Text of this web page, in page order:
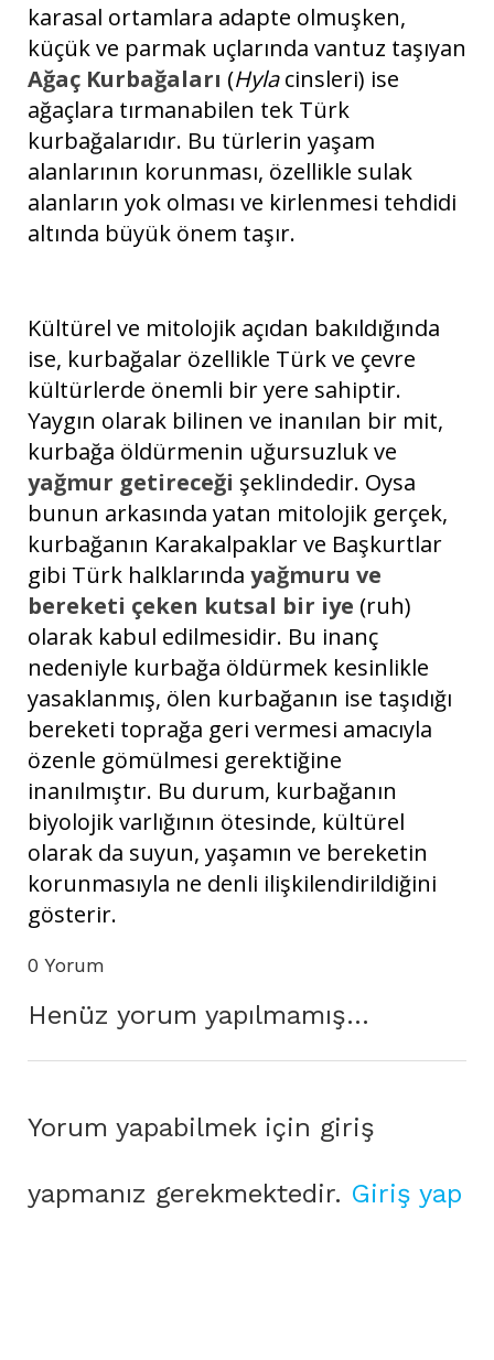
karasal ortamlara adapte olmuşken,
küçük ve parmak uçlarında vantuz taşıyan
Ağaç Kurbağaları (Hylacinsleri) ise
ağaçlara tırmanabilen tek Türk
kurbağalarıdır. Bu türlerin yaşam
alanlarının korunması, özellikle sulak
alanların yok olması ve kirlenmesi tehdidi
altında büyük önem taşır.
Kültürel ve mitolojik açıdan bakıldığında
ise, kurbağalar özellikle Türk ve çevre
kültürlerde önemli bir yere sahiptir.
Yaygın olarak bilinen ve inanılan bir mit,
kurbağa öldürmenin uğursuzluk ve
yağmur getireceği şeklindedir. Oysa
bunun arkasında yatan mitolojik gerçek,
kurbağanın Karakalpaklar ve Başkurtlar
gibi Türk halklarında yağmuru ve
bereketi çeken kutsal bir iye (ruh)
olarak kabul edilmesidir. Bu inanç
nedeniyle kurbağa öldürmek kesinlikle
yasaklanmış, ölen kurbağanın ise taşıdığı
bereketi toprağa geri vermesi amacıyla
özenle gömülmesi gerektiğine
inanılmıştır. Bu durum, kurbağanın
biyolojik varlığının ötesinde, kültürel
olarak da suyun, yaşamın ve bereketin
korunmasıyla ne denli ilişkilendirildiğini
gösterir.
0 Yorum
Henüz yorum yapılmamış...
Yorum yapabilmek için giriş
yapmanız gerekmektedir. Giriş yap